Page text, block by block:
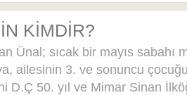
KIMDIR?
Ünal; sıcak bir mayıs sabahı
ailesinin 3. ve sonuncu
D.Ç 50. yıl ve Mimar Sinan